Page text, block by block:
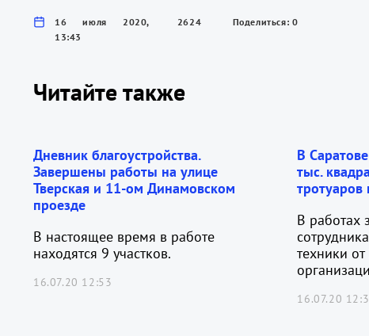
16 июля 2020,
13:43
2624 Поделиться: 0
Читайте также
Дневник благоустройства.
Завершены работы на улице
Тверская и 11-ом Динамовском
проезде
В настоящее время в работе
находятся 9 участков.
16.07.20 12:53
В
тыс.
тротуаров
В работах
техники
16.07.20